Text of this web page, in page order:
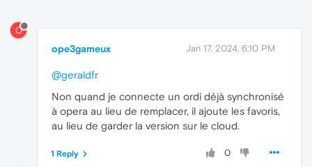
O
ope3gameux Jan 17, 2024, 6:10 PM
@geraldfr
Non quand je connecte un ordi déjà synchronisé
à opera au lieu de remplacer, il ajoute les favoris,
au lieu de garder la version sur le cloud.
0
1 Reply